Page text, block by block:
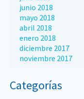
junio 2018
mayo 2018
abril 2018
enero 2018
diciembre 2017
noviembre 2017
Categorías